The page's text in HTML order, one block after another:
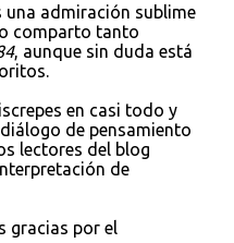
una admiración sublime
comparto tanto
, aunque sin duda está
en casi todo y
de pensamiento
lectores del blog
de
gracias por el